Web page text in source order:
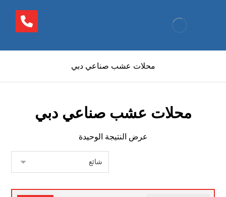
محلات عشب صناعي دبي
محلات عشب صناعي دبي
عرض النتيجة الوحيدة